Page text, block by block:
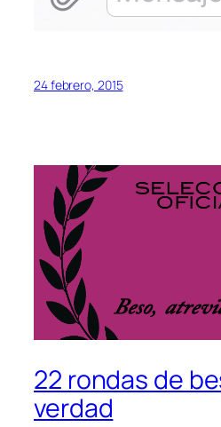
24 febrero, 2015
22 rondas de
verdad